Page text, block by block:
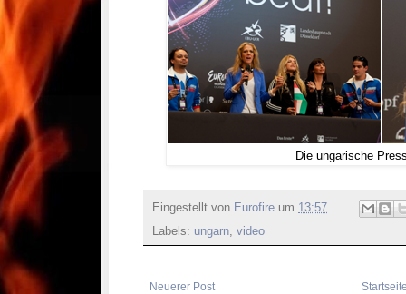
Die ungarische
Eingestellt von Eurofire um 13:57
Labels: ungarn, video
Neuerer Post